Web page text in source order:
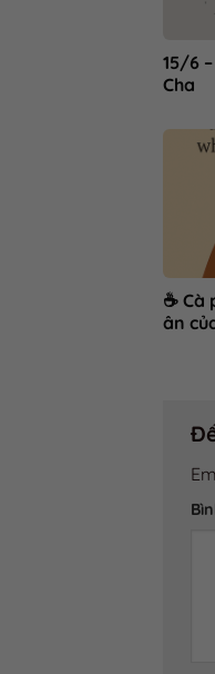
15/6
Cha
☕ Cà
ân